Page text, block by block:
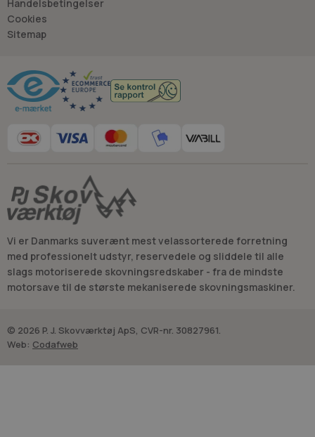
- Jan “Savdoktoren” Østergaard
Handelsbetingelser
Cookies
Sitemap
Vi er Danmarks suverænt mest velassorterede forretning
med professionelt udstyr, reservedele og sliddele til alle
slags motoriserede skovningsredskaber - fra de mindste
motorsave til de største mekaniserede skovningsmaskiner.
© 2026 P. J. Skovværktøj ApS, CVR-nr. 30827961.
Web: Codafweb